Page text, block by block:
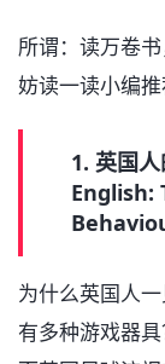
所谓：读万卷
妨读一读小编
1. 英国
English:
为什么英国人
有多种游戏器